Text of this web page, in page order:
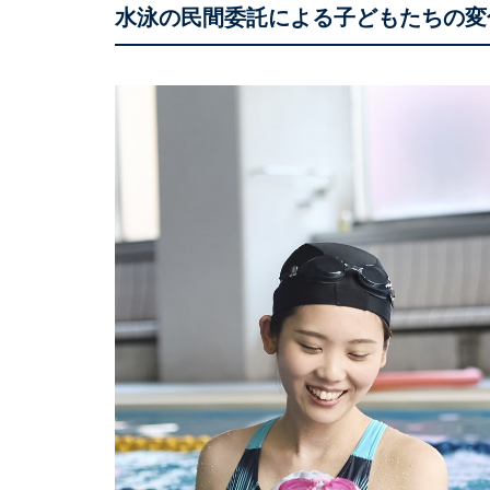
水泳の民間委託による子どもたちの